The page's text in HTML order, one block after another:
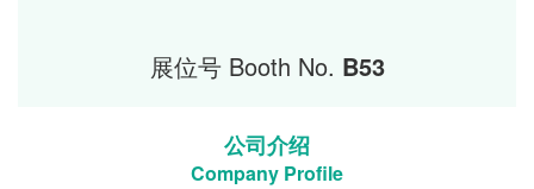
展位号 Booth No. B53
公司介绍
Company Profile